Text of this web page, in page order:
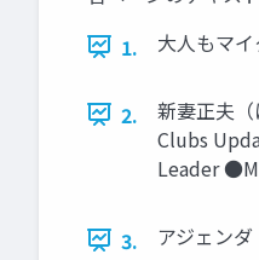
1.
大人もマ
2.
新妻正夫
Clubs
Leader
3. アジェン